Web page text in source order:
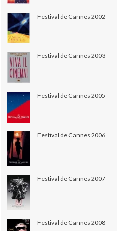
Festival de Cannes 2002
Festival de Cannes 2003
Festival de Cannes 2005
Festival de Cannes 2006
Festival de Cannes 2007
Festival de Cannes 2008